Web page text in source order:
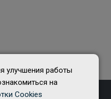
улучшения работы
на
Cookies